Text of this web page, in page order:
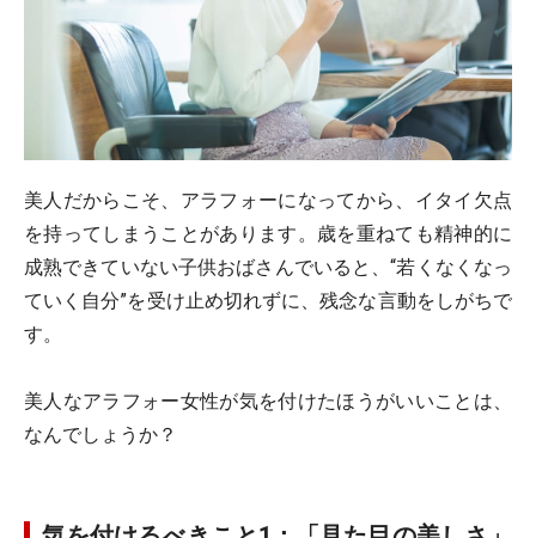
美人だからこそ、アラフォーになってから、イタイ欠点
を持ってしまうことがあります。歳を重ねても精神的に
成熟できていない子供おばさんでいると、“若くなくなっ
ていく自分”を受け止め切れずに、残念な言動をしがちで
す。
美人なアラフォー女性が気を付けたほうがいいことは、
なんでしょうか？